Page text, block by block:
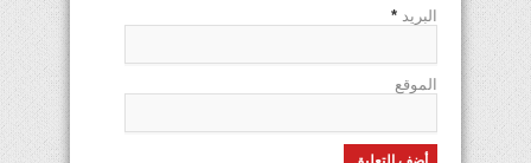
البريد *
الموقع